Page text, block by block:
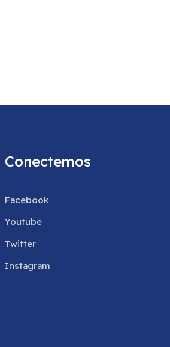
Conectemos
Facebook
Youtube
Twitter
Instagram